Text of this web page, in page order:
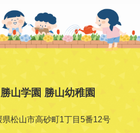
山学園 勝山幼稚園
県松山市高砂町1丁目5番12号